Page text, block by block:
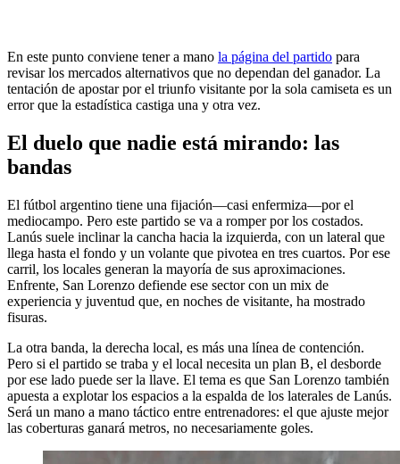
En este punto conviene tener a mano la página del partido para
revisar los mercados alternativos que no dependan del ganador. La
tentación de apostar por el triunfo visitante por la sola camiseta es un
error que la estadística castiga una y otra vez.
El duelo que nadie está mirando: las
bandas
El fútbol argentino tiene una fijación—casi enfermiza—por el
mediocampo. Pero este partido se va a romper por los costados.
Lanús suele inclinar la cancha hacia la izquierda, con un lateral que
llega hasta el fondo y un volante que pivotea en tres cuartos. Por ese
carril, los locales generan la mayoría de sus aproximaciones.
Enfrente, San Lorenzo defiende ese sector con un mix de
experiencia y juventud que, en noches de visitante, ha mostrado
fisuras.
La otra banda, la derecha local, es más una línea de contención.
Pero si el partido se traba y el local necesita un plan B, el desborde
por ese lado puede ser la llave. El tema es que San Lorenzo también
apuesta a explotar los espacios a la espalda de los laterales de Lanús.
Será un mano a mano táctico entre entrenadores: el que ajuste mejor
las coberturas ganará metros, no necesariamente goles.